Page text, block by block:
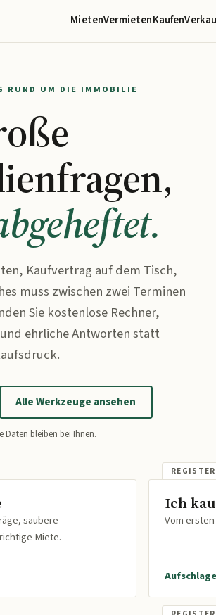
MietenVermietenKaufen
RUND UM DIE IMMOBILIE
Kaufvertrag auf dem Tisch,
muss zwischen zwei Terminen
Sie kostenlose Rechner,
ehrliche Antworten statt
Alle Werkzeuge ansehen
Daten bleiben bei Ihnen.
saubere
Miete.
Ich
Vom